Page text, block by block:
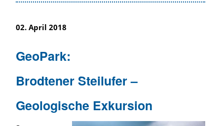
02. April 2018
GeoPark:
Brodtener Steilufer –
Geologische Exkursion